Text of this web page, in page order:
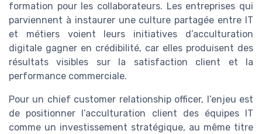
formation pour les collaborateurs. Les entreprises qui
parviennent à instaurer une culture partagée entre IT
et métiers voient leurs initiatives d’acculturation
digitale gagner en crédibilité, car elles produisent des
résultats visibles sur la satisfaction client et la
performance commerciale.
Pour un chief customer relationship officer, l’enjeu est
de positionner l’acculturation client des équipes IT
comme un investissement stratégique, au même titre